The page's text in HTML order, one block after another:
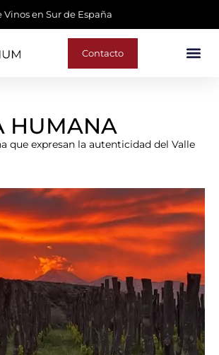
en Sur de España
Contacto
HUMANA
que expresan la autenticidad del Valle